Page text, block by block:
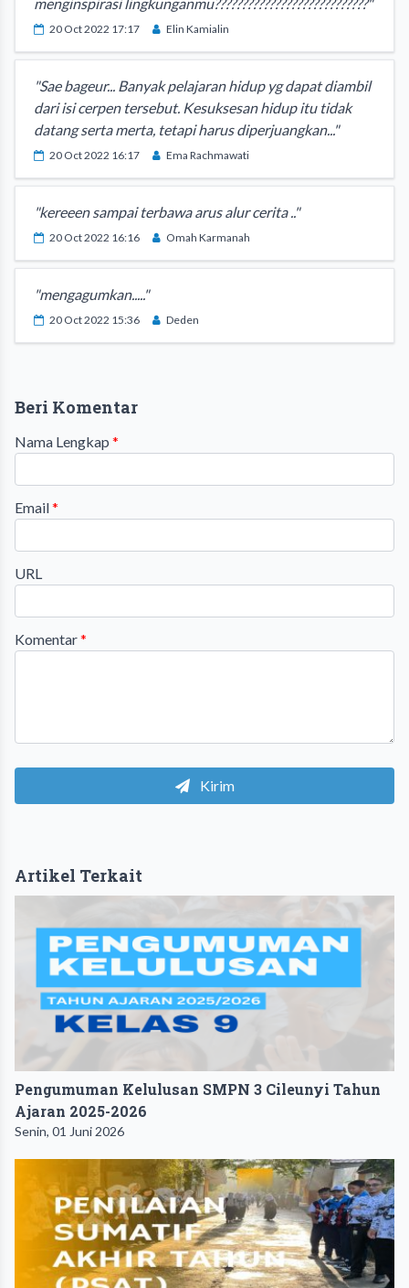
menginspirasi lingkunganmu????????????????????????????"
20 Oct 2022 17:17 Elin Kamialin
"Sae bageur... Banyak pelajaran hidup yg dapat diambil
dari isi cerpen tersebut. Kesuksesan hidup itu tidak
datang serta merta, tetapi harus diperjuangkan..."
20 Oct 2022 16:17 Ema Rachmawati
"kereeen sampai terbawa arus alur cerita .."
20 Oct 2022 16:16 Omah Karmanah
"mengagumkan....."
20 Oct 2022 15:36 Deden
Beri Komentar
Nama Lengkap *
Email*
URL
Komentar*
Kirim
Artikel Terkait
Pengumuman Kelulusan SMPN 3 Cileunyi Tahun
Ajaran 2025-2026
Senin, 01 Juni 2026